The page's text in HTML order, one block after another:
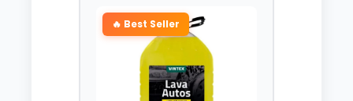
🔥 Best Seller